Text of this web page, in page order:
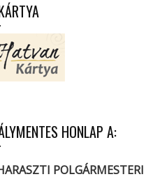
HONLAP A:
POLGÁRMESTERI